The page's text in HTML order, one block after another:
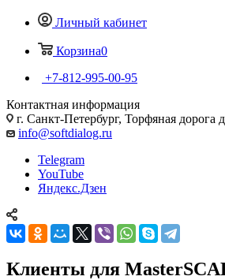
Личный кабинет
Корзина0
+7-812-995-00-95
Контактная информация
г. Санкт-Петербург, Торфяная
info@softdialog.ru
Telegram
YouTube
Яндекс.Дзен
Клиенты для